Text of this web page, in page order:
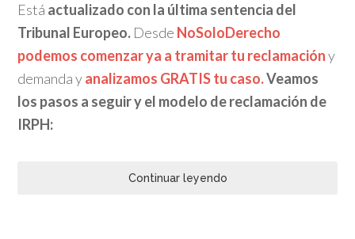
Está actualizado con la última sentencia del
Tribunal Europeo. Desde NoSoloDerecho
podemos comenzar ya a tramitar tu reclamacióny
demanda yanalizamos GRATIS tu caso.Veamos
los pasos a seguir y el modelo de reclamación de
IRPH:
Continuar leyendo